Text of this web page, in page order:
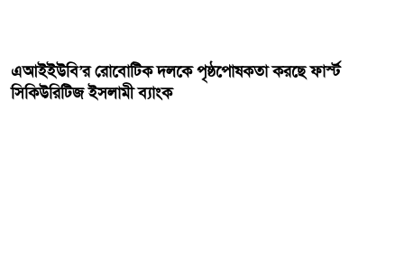
এআইইউবি’র রোবোটিক দলকে পৃষ্ঠপোষকতা করছে ফার্স্ট
সিকিউরিটিজ ইসলামী ব্যাংক